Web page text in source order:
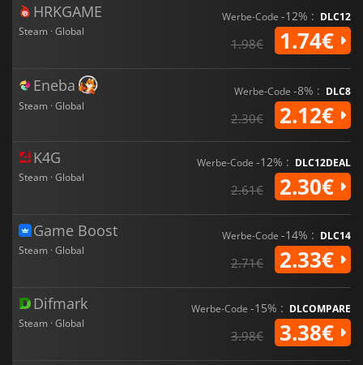
HRKGAME
Steam · Global
Werbe-Code -12% : DLC12
1.98€ 1.74€
Eneba
Steam · Global
Werbe-Code -8% : DLC8
2.30€ 2.12€
K4G
Steam · Global
Werbe-Code -12% : DLC12DEAL
2.61€ 2.30€
Game Boost
Steam · Global
Werbe-Code -14% : DLC14
2.71€ 2.33€
Difmark
Steam · Global
Werbe-Code -15% : DLCOMPARE
3.98€ 3.38€